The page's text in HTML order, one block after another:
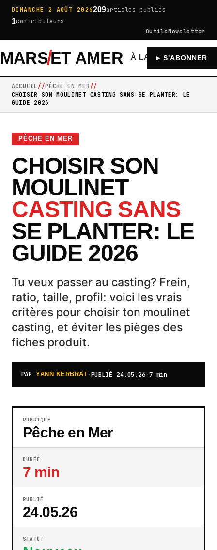
DIMANCHE 2 AOÛT 2026209articles publiés
1contributeurs
OutilsNewsletter
MARSET AMER À LA UNE▸ S'ABONNER
ACCUEIL
PÊCHE EN MER
CHOISIR SON MOULINET CASTING SANS SE PLANTER: LE
GUIDE 2026
PÊCHE EN MER
CHOISIR SON
MOULINET
CASTING SANS
SE PLANTER: LE
GUIDE 2026
Tu veux passer au casting? Frein,
ratio, taille, profil: voici les vrais
critères pour choisir ton moulinet
casting, et éviter les pièges des
fiches produit.
PAR YANN KERBRAT ·PUBLIÉ24.05.26·7 min
RUBRIQUE
Pêche en Mer
DURÉE
7 min
PUBLIÉ
24.05.26
STATUT